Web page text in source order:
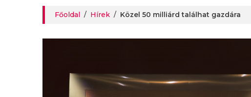
Főoldal / Hírek / Közel 50 milliárd találhat gazdára